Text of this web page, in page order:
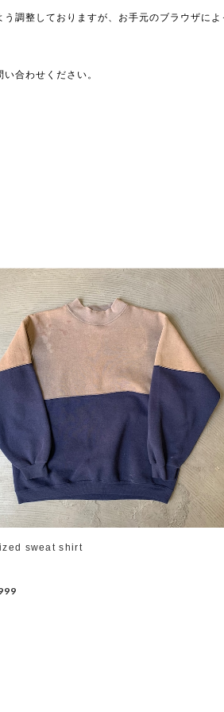
調整しておりますが、お手元のブラウザに
合わせください。
sweat shirt